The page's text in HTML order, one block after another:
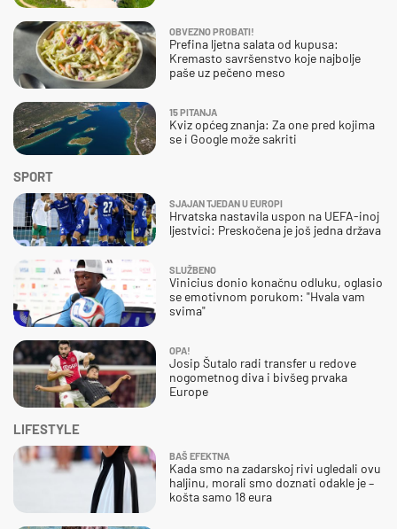
SPORT
SJAJAN TJEDAN U EUROPI
Hrvatska nastavila uspon na UEFA-inoj
ljestvici: Preskočena je još jedna država
SLUŽBENO
Vinicius donio konačnu odluku, oglasio
se emotivnom porukom: "Hvala vam
svima"
OPA!
Josip Šutalo radi transfer u redove
nogometnog diva i bivšeg prvaka
Europe
OBVEZNO PROBATI!
Prefina ljetna salata od kupusa:
Kremasto savršenstvo koje najbolje
paše uz pečeno meso
15 PITANJA
Kviz općeg znanja: Za one pred kojima
se i Google može sakriti
LIFESTYLE
BAŠ EFEKTNA
Kada smo na zadarskoj rivi ugledali ovu
haljinu, morali smo doznati odakle je –
košta samo 18 eura